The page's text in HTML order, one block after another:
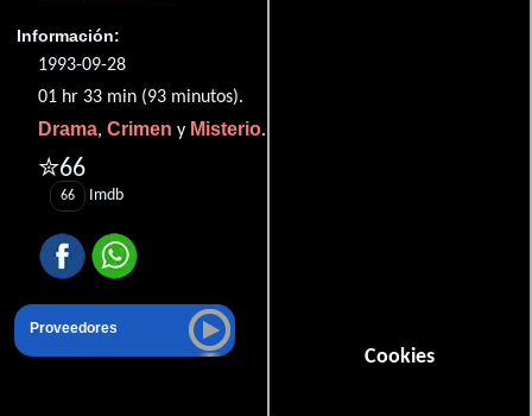
Cookies
Información:
1993-09-28
01 hr 33 min (93 minutos).
Drama, Crimen y Misterio.
✮66
66 Imdb
Proveedores